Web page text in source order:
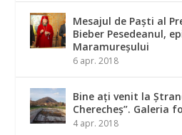
Mesajul de Paști al
Bieber Pesedeanul,
Maramureșului
6 apr. 2018
Bine ați venit la
Cherecheș”. Galeria
4 apr. 2018